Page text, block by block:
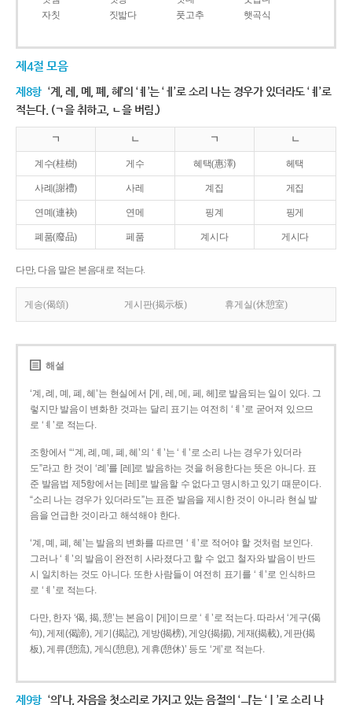
자칫
짓밟다 풋고추 햇곡식
제4절 모음
제8항 ‘계, 례, 몌, 폐, 혜’의 ‘ㅖ’는 ‘ㅔ’로 소리 나는 경우가 있더라도 ‘ㅖ’로
적는다. (ㄱ을 취하고, ㄴ을 버림.)
ㄱ ㄴ ㄱ ㄴ
계수(桂樹) 게수 혜택(惠澤) 헤택
사례(謝禮) 사레 계집 게집
연몌(連袂) 연메 핑계 핑게
폐품(廢品) 페품 계시다 게시다
다만, 다음 말은 본음대로 적는다.
게송(偈頌) 게시판(揭示板) 휴게실(休憩室)
해설
‘계, 례, 몌, 폐, 혜’는 현실에서 [게, 레, 메, 페, 헤]로 발음되는 일이 있다. 그
렇지만 발음이 변화한 것과는 달리 표기는 여전히 ‘ㅖ’로 굳어져 있으므
로 ‘ㅖ’로 적는다.
조항에서 “‘계, 례, 몌, 폐, 혜’의 ‘ㅖ’는 ‘ㅔ’로 소리 나는 경우가 있더라
도”라고 한 것이 ‘례’를 [레]로 발음하는 것을 허용한다는 뜻은 아니다. 표
준 발음법 제5항에서는 [레]로 발음할 수 없다고 명시하고 있기 때문이다.
“소리 나는 경우가 있더라도”는 표준 발음을 제시한 것이 아니라 현실 발
음을 언급한 것이라고 해석해야 한다.
‘계, 몌, 폐, 혜’는 발음의 변화를 따르면 ‘ㅔ’로 적어야 할 것처럼 보인다.
그러나 ‘ㅖ’의 발음이 완전히 사라졌다고 할 수 없고 철자와 발음이 반드
시 일치하는 것도 아니다. 또한 사람들이 여전히 표기를 ‘ㅖ’로 인식하므
로 ‘ㅖ’로 적는다.
다만, 한자 ‘偈, 揭, 憩’는 본음이 [게]이므로 ‘ㅔ’로 적는다. 따라서 ‘게구(偈
句), 게제(偈諦), 게기(揭記), 게방(揭榜), 게양(揭揚), 게재(揭載), 게판(揭
板), 게류(憩流), 게식(憩息), 게휴(憩休)’ 등도 ‘게’로 적는다.
제9항 ‘의’나, 자음을 첫소리로 가지고 있는 음절의 ‘ㅢ’는 ‘ㅣ’로 소리 나